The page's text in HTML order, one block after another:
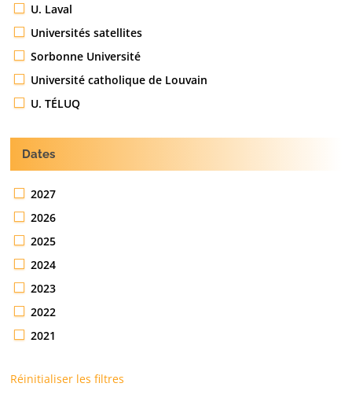
U. Laval
Universités satellites
Sorbonne Université
Université catholique de Louvain
U. TÉLUQ
Dates
2027
2026
2025
2024
2023
2022
2021
Réinitialiser les filtres